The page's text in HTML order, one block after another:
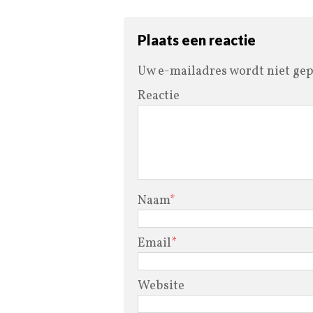
Plaats een reactie
Uw e-mailadres wordt niet
Reactie
Naam*
Email*
Website